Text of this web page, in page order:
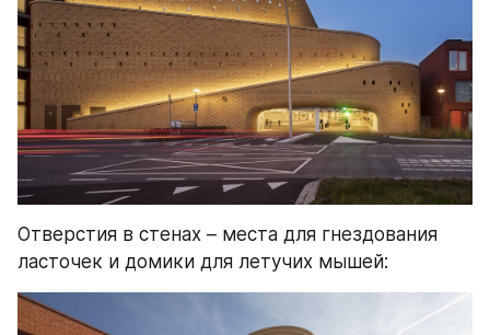
Отверстия в стенах – места для гнездования
ласточек и домики для летучих мышей: